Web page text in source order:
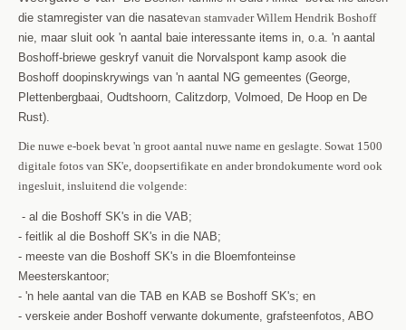
die stamregister van die nasatevan stamvader Willem Hendrik Boshoff
nie, maar sluit ook 'n aantal baie interessante items in, o.a. 'n aantal
Boshoff-briewe geskryf vanuit die Norvalspont kamp asook die
Boshoff doopinskrywings van 'n aantal NG gemeentes (George,
Plettenbergbaai, Oudtshoorn, Calitzdorp, Volmoed, De Hoop en De
Rust)
Die nuwe e-boek bevat 'n groot aantal nuwe name en geslagte. Sowat 1500
digitale fotos van SK'e, doopsertifikate en ander brondokumente word ook
ingesluit, insluitend die volgende:
- al die Boshoff SK's in die VAB;
- feitlik al die Boshoff SK's in die NAB;
- meeste van die Boshoff SK's in die Bloemfonteinse
Meesterskantoor;
- 'n hele aantal van die TAB en KAB se Boshoff SK's; en
- verskeie ander Boshoff verwante dokumente, grafsteenfotos, ABO